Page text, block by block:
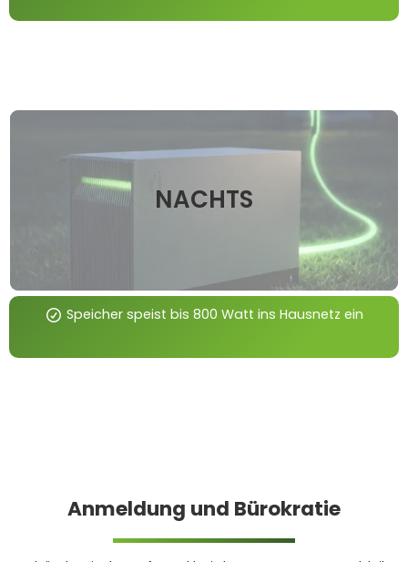
NACHTS
Speicher speist bis 800 Watt ins Hausnetz ein
Anmeldung und Bürokratie